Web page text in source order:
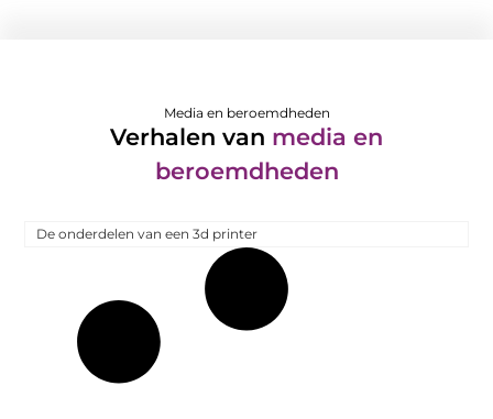
Media en beroemdheden
Verhalen van media en
beroemdheden
De onderdelen van een 3d printer